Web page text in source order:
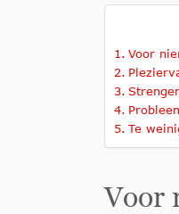
Voor
Te
Voor